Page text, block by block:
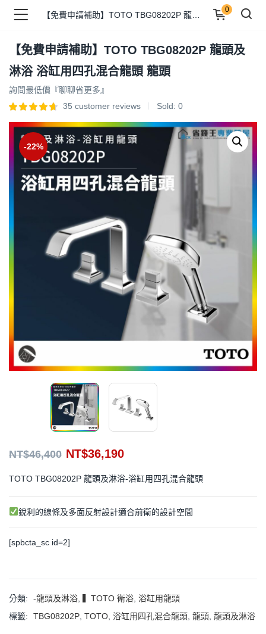
)
)
王 )
0
【免費申請補助】TOTO TBG08202P 龍頭及
淋浴 浴缸用四孔混合龍頭 龍頭
詢問最低價『聊聊省更多』
35 customer reviews Sold: 0
-22%
NT$46,400 NT$36,190
TOTO TBG08202P 龍頭及淋浴-浴缸用四孔混合龍頭
銳利的線條及多面反射設計適合前衛的設計空間
[spbcta_sc id=2]
分類: -龍頭及淋浴 ▍TOTO 衛浴 浴缸用龍頭
標籤:
TBG08202P TOTO 浴缸用四孔混合龍頭 龍頭 龍頭及淋浴